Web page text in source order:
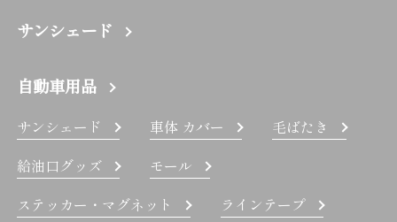
サンシェード
自動車用品
サンシェード 車体 カバー
毛ばたき
給油口グッズ
モール
ステッカー・マグネット
ラインテープ